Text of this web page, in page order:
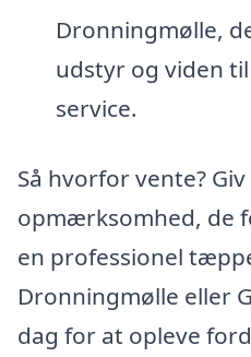
Dronningmølle,
udstyr og viden
service.
Så hvorfor vente?
opmærksomhed, de
en professionel
Dronningmølle eller
dag for at opleve